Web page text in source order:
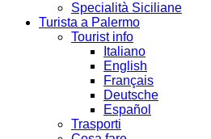
Specialità Siciliane
Turista a Palermo
Tourist info
Italiano
English
Français
Deutsche
Español
Trasporti